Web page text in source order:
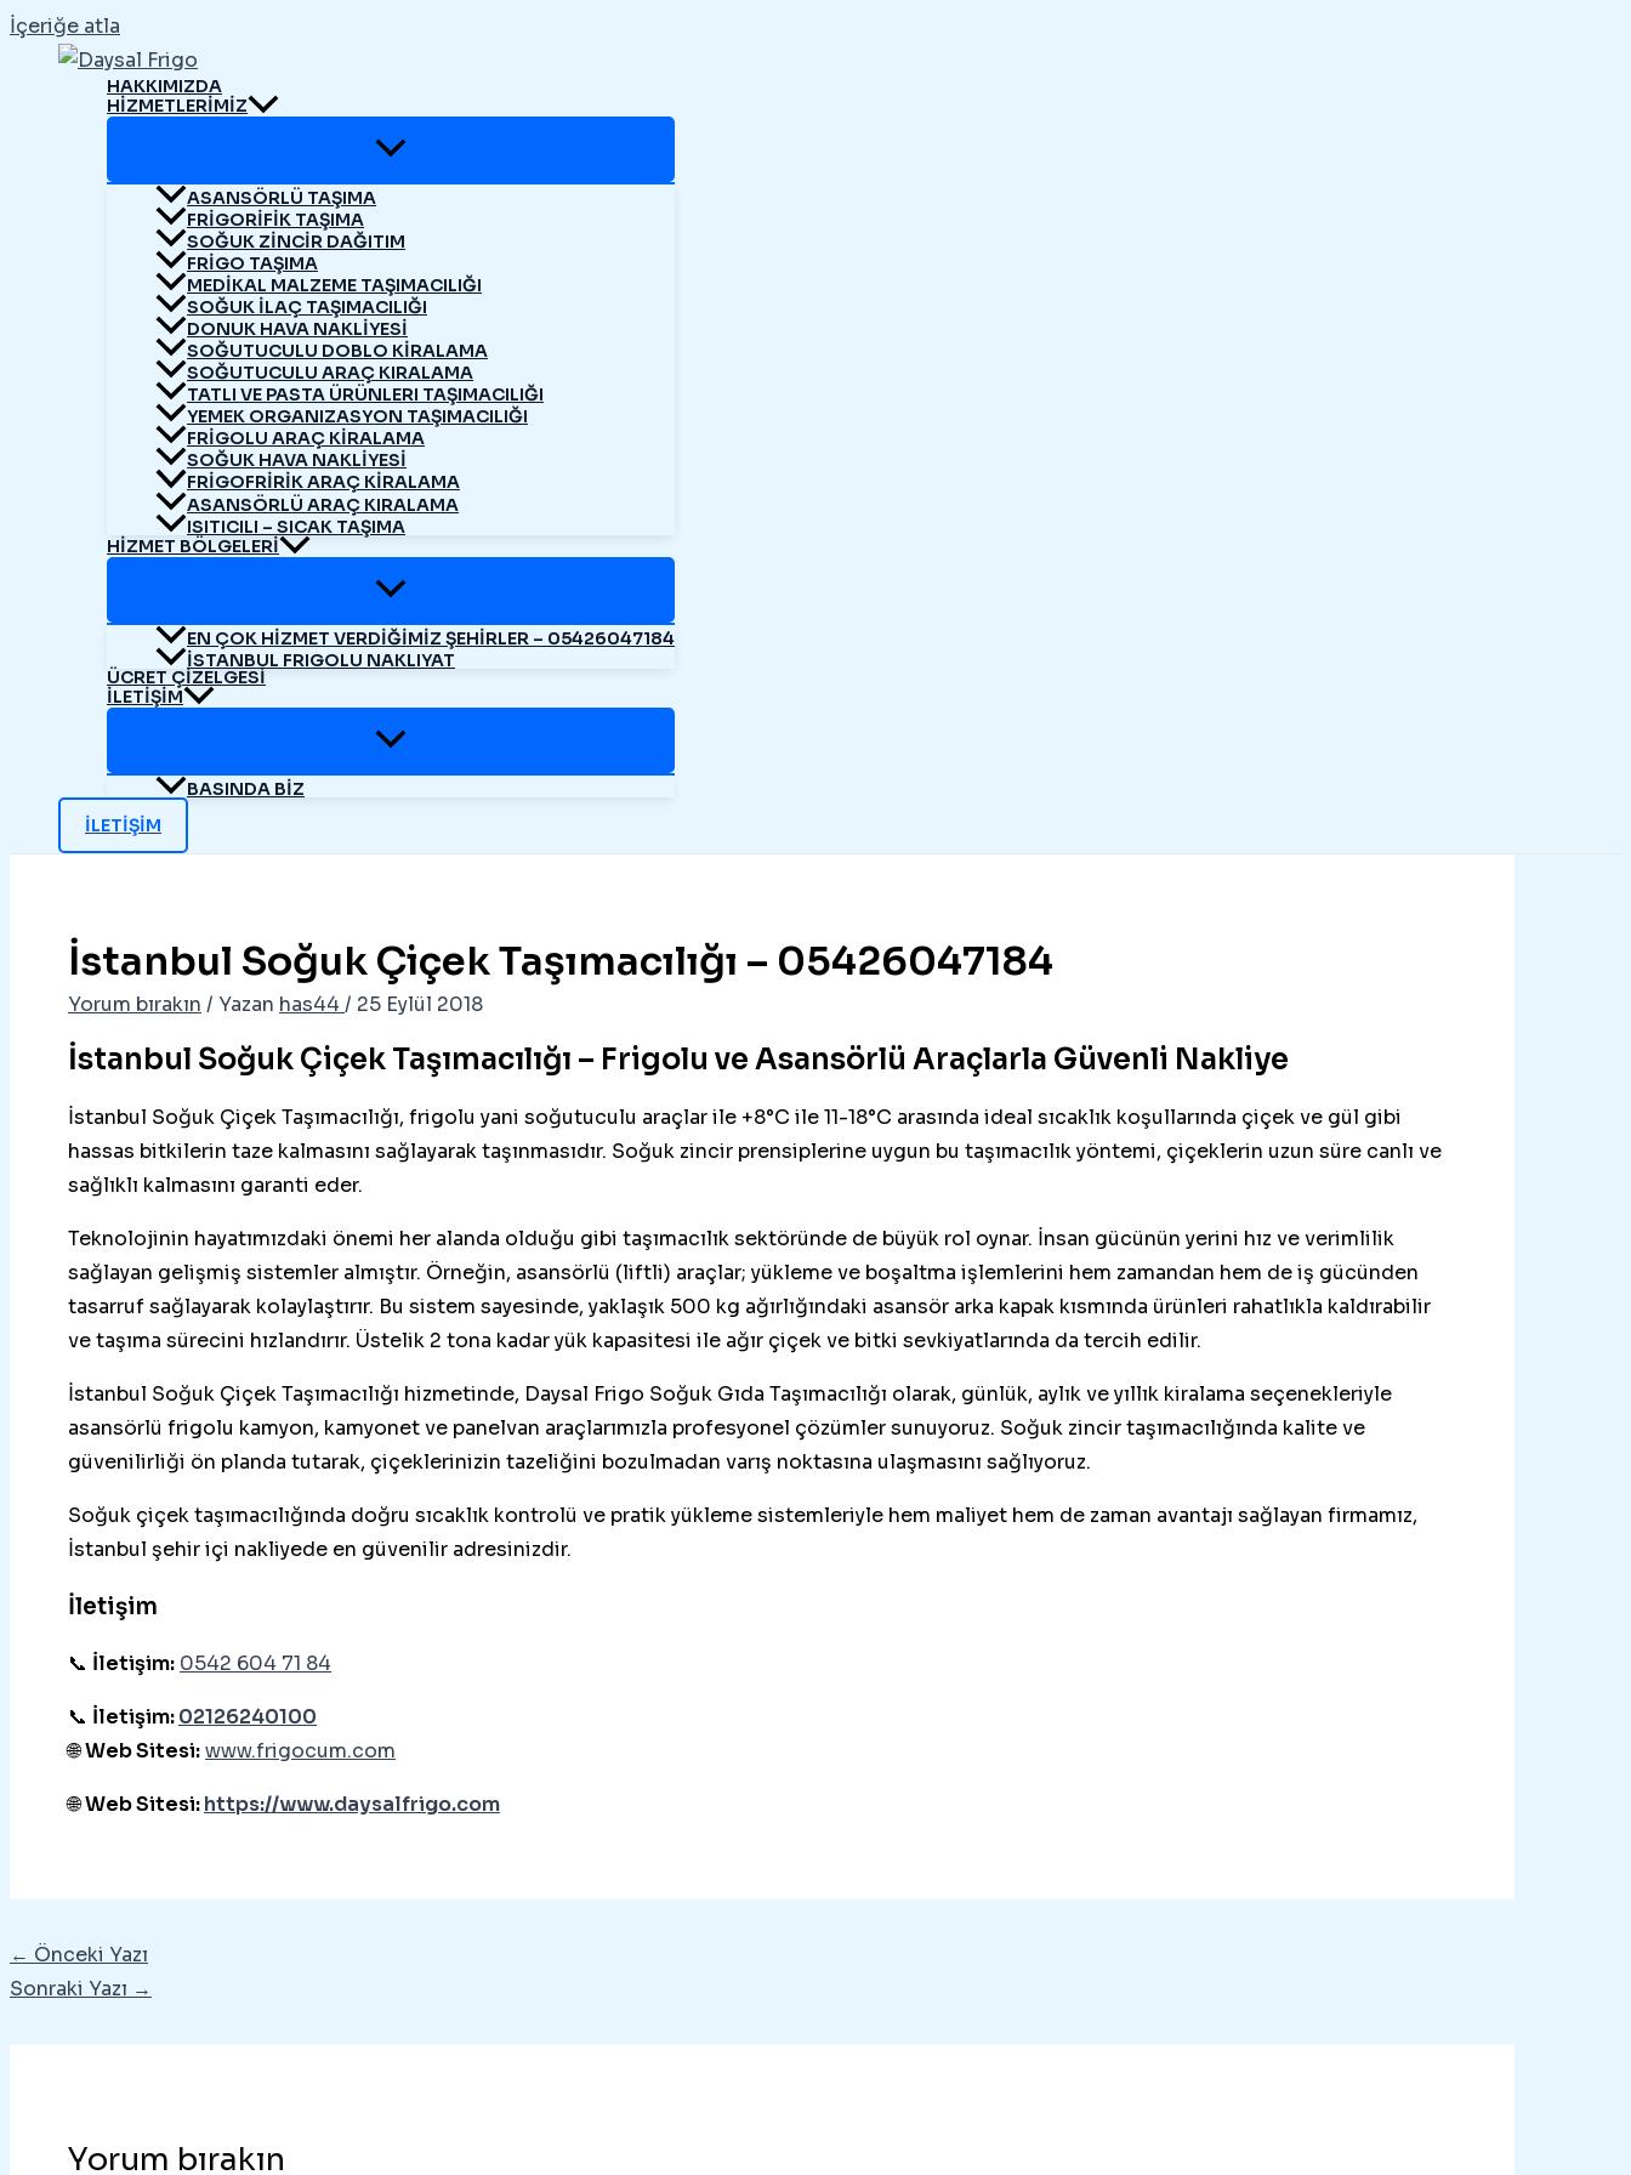
İçeriğe atla
HAKKIMIZDA
HIZMETLERIMIZ
ASANSÖRLÜ TAŞIMA
FRIGORIFIK TAŞIMA
SOĞUK ZINCIR DAĞITIM
FRİGO TAŞIMA
MEDIKAL MALZEME TAŞIMACILIĞI
SOĞUK İLAÇ TAŞIMACILIĞI
DONUK HAVA NAKLIYESI
SOĞUTUCULU DOBLO KİRALAMA
SOĞUTUCULU ARAÇ KIRALAMA
TATLI VE PASTA ÜRÜNLERI TAŞIMACILIĞI
YEMEK ORGANIZASYON TAŞIMACILIĞI
FRİGOLU ARAÇ KİRALAMA
SOĞUK HAVA NAKLİYESİ
FRİGOFRİRİK ARAÇ KİRALAMA
ASANSÖRLÜ ARAÇ KIRALAMA
ISITICILI – SICAK TAŞIMA
HIZMET BÖLGELERI
EN ÇOK HIZMET VERDIĞIMIZ ŞEHIRLER – 05426047184
İSTANBUL FRIGOLU NAKLIYAT
ÜCRET ÇIZELGESI
İLETIŞIM
BASINDA BIZ
İLETIŞIM
İstanbul Soğuk Çiçek Taşımacılığı – 05426047184
Yorum bırakın / Yazan has44 / 25 Eylül 2018
İstanbul Soğuk Çiçek Taşımacılığı – Frigolu ve Asansörlü Araçlarla Güvenli Nakliye
İstanbul Soğuk Çiçek Taşımacılığı, frigolu yani soğutuculu araçlar ile +8°C ile 11-18°C arasında ideal sıcaklık koşullarında çiçek ve gül gibi
hassas bitkilerin taze kalmasını sağlayarak taşınmasıdır. Soğuk zincir prensiplerine uygun bu taşımacılık yöntemi, çiçeklerin uzun süre canlı ve
sağlıklı kalmasını garanti eder.
Teknolojinin hayatımızdaki önemi her alanda olduğu gibi taşımacılık sektöründe de büyük rol oynar. İnsan gücünün yerini hız ve verimlilik
sağlayan gelişmiş sistemler almıştır. Örneğin, asansörlü (liftli) araçlar; yükleme ve boşaltma işlemlerini hem zamandan hem de iş gücünden
tasarruf sağlayarak kolaylaştırır. Bu sistem sayesinde, yaklaşık 500 kg ağırlığındaki asansör arka kapak kısmında ürünleri rahatlıkla kaldırabilir
ve taşıma sürecini hızlandırır. Üstelik 2 tona kadar yük kapasitesi ile ağır çiçek ve bitki sevkiyatlarında da tercih edilir.
İstanbul Soğuk Çiçek Taşımacılığı hizmetinde, Daysal Frigo Soğuk Gıda Taşımacılığı olarak, günlük, aylık ve yıllık kiralama seçenekleriyle
asansörlü frigolu kamyon, kamyonet ve panelvan araçlarımızla profesyonel çözümler sunuyoruz. Soğuk zincir taşımacılığında kalite ve
güvenilirliği ön planda tutarak, çiçeklerinizin tazeliğini bozulmadan varış noktasına ulaşmasını sağlıyoruz.
Soğuk çiçek taşımacılığında doğru sıcaklık kontrolü ve pratik yükleme sistemleriyle hem maliyet hem de zaman avantajı sağlayan firmamız,
İstanbul şehir içi nakliyede en güvenilir adresinizdir.
İletişim
📞 İletişim: 0542 604 71 84
📞 İletişim:02126240100
🌐Web Sitesi:www.frigocum.com
🌐Web Sitesi:https://www.daysalfrigo.com
← Önceki Yazı
Sonraki Yazı →
Yorum bırakın